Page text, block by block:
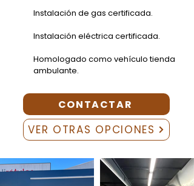
Instalación de gas certificada.
Instalación eléctrica certificada.
Homologado como vehículo tienda
ambulante.
CONTACTAR
VER OTRAS OPCIONES